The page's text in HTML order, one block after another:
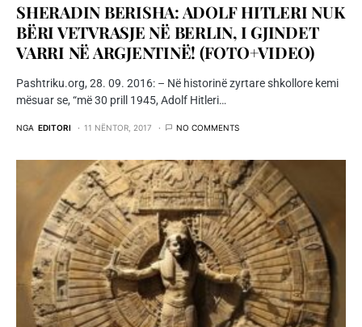
SHERADIN BERISHA: ADOLF HITLERI NUK
BËRI VETVRASJE NË BERLIN, I GJINDET
VARRI NË ARGJENTINË! (FOTO+VIDEO)
Pashtriku.org, 28. 09. 2016: – Në historinë zyrtare shkollore kemi
mësuar se, “më 30 prill 1945, Adolf Hitleri…
NGA EDITORI 11 NËNTOR, 2017 NO COMMENTS